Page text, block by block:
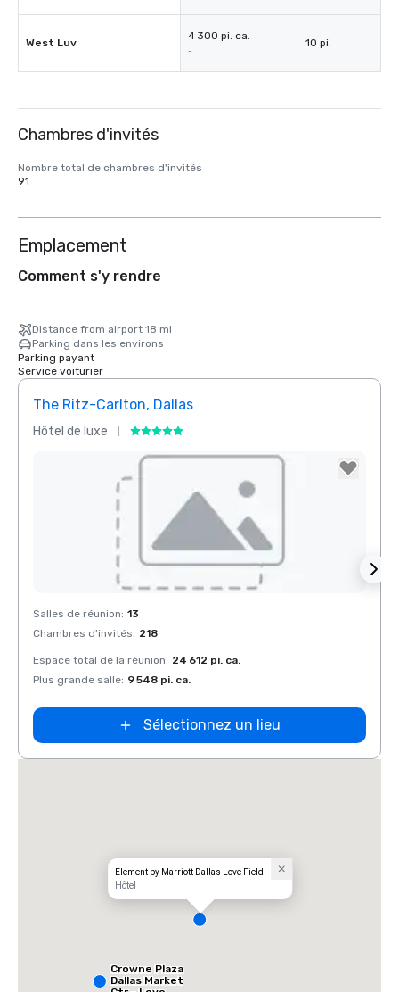
West Luv
4 300 pi. ca.
-
10 pi.
Chambres d'invités
Nombre total de chambres d'invités
91
Emplacement
Comment s'y rendre
Distance from airport 18 mi
Parking dans les environs
Parking payant
Service voiturier
The Ritz-Carlton, Dallas
Hôtel de luxe
Removed from favorites
Salles de réunion: 13
Chambres d'invités: 218
Espace total de la réunion: 24 612 pi. ca.
Plus grande salle: 9 548 pi. ca.
Sélectionnez un lieu
Element by Marriott Dallas Love Field
Hôtel
Crowne Plaza
Dallas Market